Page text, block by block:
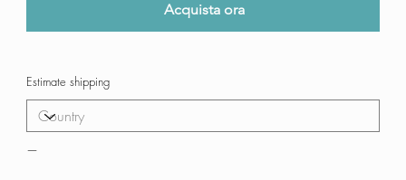
Acquista ora
—
Estimate shipping